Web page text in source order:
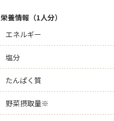
栄養情報（1人分）
エネルギー
塩分
たんぱく質
野菜摂取量※